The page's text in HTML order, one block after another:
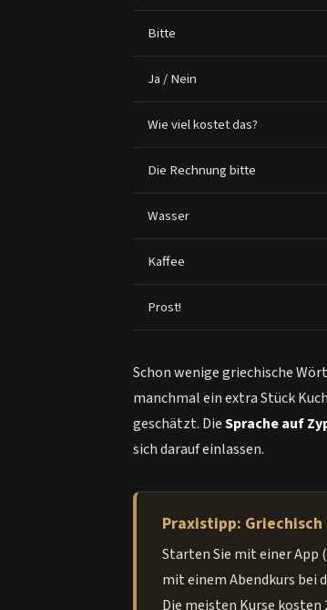
Bitte
Ja / Nein
Wie viel kostet das?
Die Rechnung bitte
Wasser
Kaffee
Prost!
Schon wenige griechische
manchmal ein extra Stück
geschätzt. DieSprache auf
sich darauf einlassen.
Praxistipp:
Starten Sie mit einer App
mit einem Abendkurs bei
Die meisten Kurse kosten